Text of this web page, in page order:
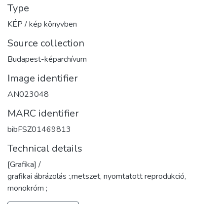
Type
KÉP / kép könyvben
Source collection
Budapest-képarchívum
Image identifier
AN023048
MARC identifier
bibFSZ01469813
Technical details
[Grafika] /
grafikai ábrázolás :,metszet, nyomtatott reprodukció,
monokróm ;